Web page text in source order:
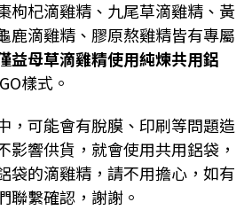
枸杞滴雞精、九尾草滴雞精、黃
鹿滴雞精、膠原熬雞精皆有專屬
益母草滴雞精使用純煉共用鋁
樣式。
，可能會有脫膜、印刷等問題造
影響供貨，就會使用共用鋁袋，
袋的滴雞精，請不用擔心，如有
聯繫確認，謝謝。